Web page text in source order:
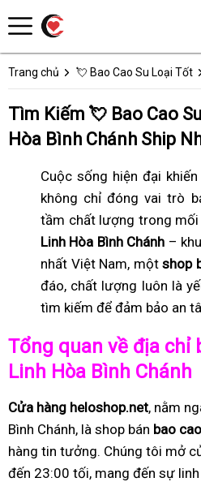
Trang chủ 💘 Bao Cao Su Loại Tốt
Tìm Kiếm 💘 Bao Cao
Hòa Bình Chánh Ship
Cuộc sống hiện đại khiến
không chỉ đóng vai trò
tầm chất lượng trong mối
Linh Hòa Bình Chánh –
nhất Việt Nam, một shop
đáo, chất lượng luôn là
tìm kiếm để đảm bảo an
Tổng quan về địa chỉ
Linh Hòa Bình Chánh
Cửa hàng heloshop.net, nằm
Bình Chánh, là shop bán bao
hàng tin tưởng. Chúng tôi mở
đến 23:00 tối, mang đến sự